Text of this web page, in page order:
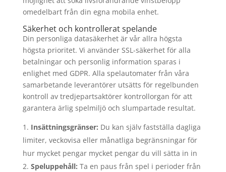
omedelbart från din egna mobila enhet.
Säkerhet och kontrollerat spelande
Din personliga datasäkerhet är vår allra högsta
högsta prioritet. Vi använder SSL-säkerhet för alla
betalningar och personlig information sparas i
enlighet med GDPR. Alla spelautomater från våra
samarbetande leverantörer utsätts för regelbunden
kontroll av tredjepartsaktörer kontrollorgan för att
garantera ärlig spelmiljö och slumpartade resultat.
Insättningsgränser: Du kan själv fastställa dagliga
limiter, veckovisa eller månatliga begränsningar för
hur mycket pengar mycket pengar du vill sätta in in
Speluppehåll: Ta en paus från spel i perioder från